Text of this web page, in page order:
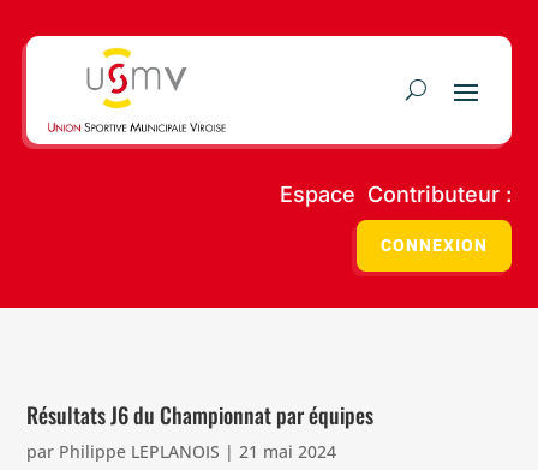
Espace Contributeur :
CONNEXION
Résultats J6 du Championnat par équipes
par Philippe LEPLANOIS |21 mai 2024